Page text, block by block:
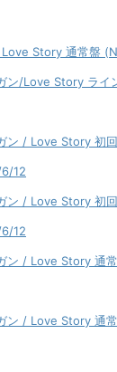
Love Story 通常盤
ン/Love Story ラ
ン / Love Story 初
12
ン / Love Story 初
12
ン / Love Story 通
ン / Love Story 通